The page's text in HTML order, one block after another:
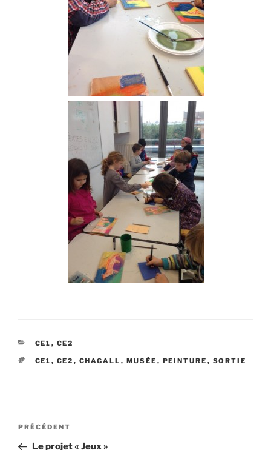
CATÉGORIES
CE1 , CE2
ÉTIQUETTES
CE1 , CE2 , CHAGALL , MUSÉE , PEINTURE , SORTIE
Navigation
Article
précédent
PRÉCÉDENT
Le projet « Jeux »